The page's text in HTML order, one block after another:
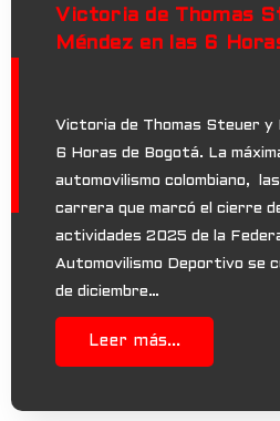
Victoria de Thomas
Méndez en las 6
Victoria de Thomas Steuer y
6 Horas de Bogotá. La
automovilismo colombiano,
carrera que marcó el cierre
actividades 2025 de la
Automovilismo Deportivo se
de diciembre…
Leer más...